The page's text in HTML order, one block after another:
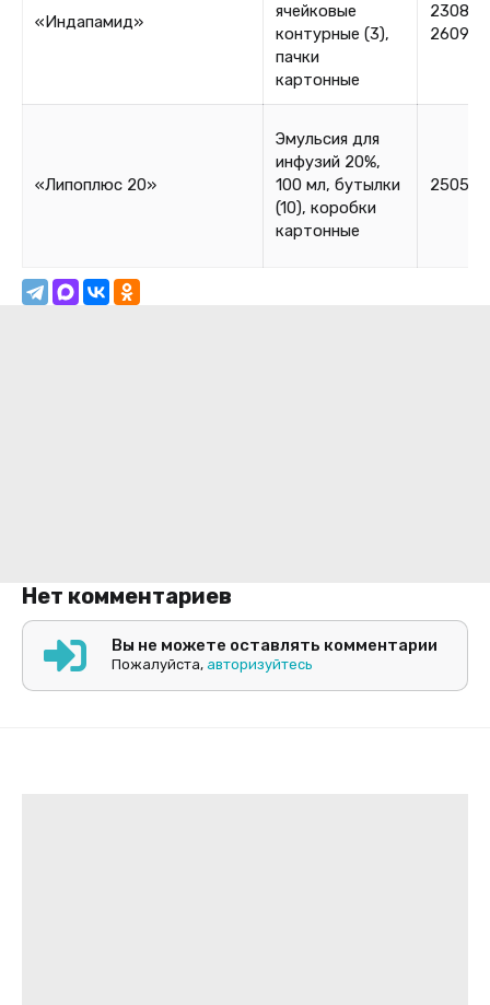
«Индапамид»
ячейковые
контурные (3),
пачки
картонные
260925
«Липоплюс 20»
Эмульсия для
инфузий 20%,
100 мл, бутылки
(10), коробки
картонные
Нет комментариев
Вы не можете оставлять комментарии
Пожалуйста, авторизуйтесь